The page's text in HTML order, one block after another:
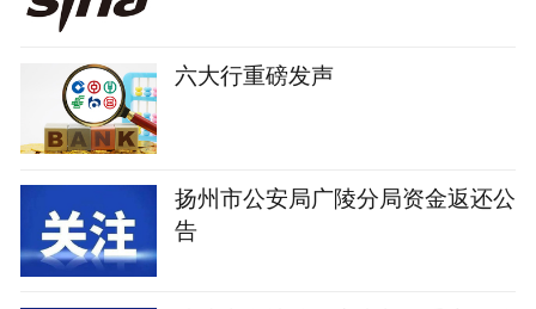
六大行重磅发声
扬州市公安局广陵分局资金返还公
告